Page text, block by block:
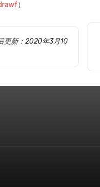
）
更新：2020年3月10